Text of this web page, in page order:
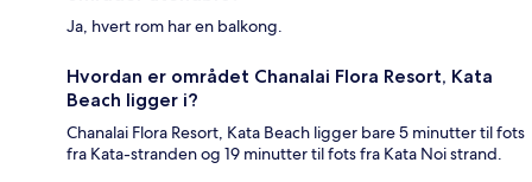
Ja, hvert rom har en balkong.
Hvordan er området Chanalai Flora Resort, Kata
Beach ligger i?
Chanalai Flora Resort, Kata Beach ligger bare 5 minutter til fots
fra Kata-stranden og 19 minutter til fots fra Kata Noi strand.